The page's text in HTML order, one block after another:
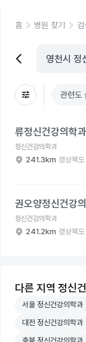
홈 병원 찾기
관련도
류정신건강의학
정신건강의학과
241.3km 경상북
권오양정신건강
정신건강의학과
241.2km 경상북
다른 지역 정신
서울 정신건강의
서울 정신건강의학과
대전 정신건강의
대전 정신건강의학과
충북 정신건강의